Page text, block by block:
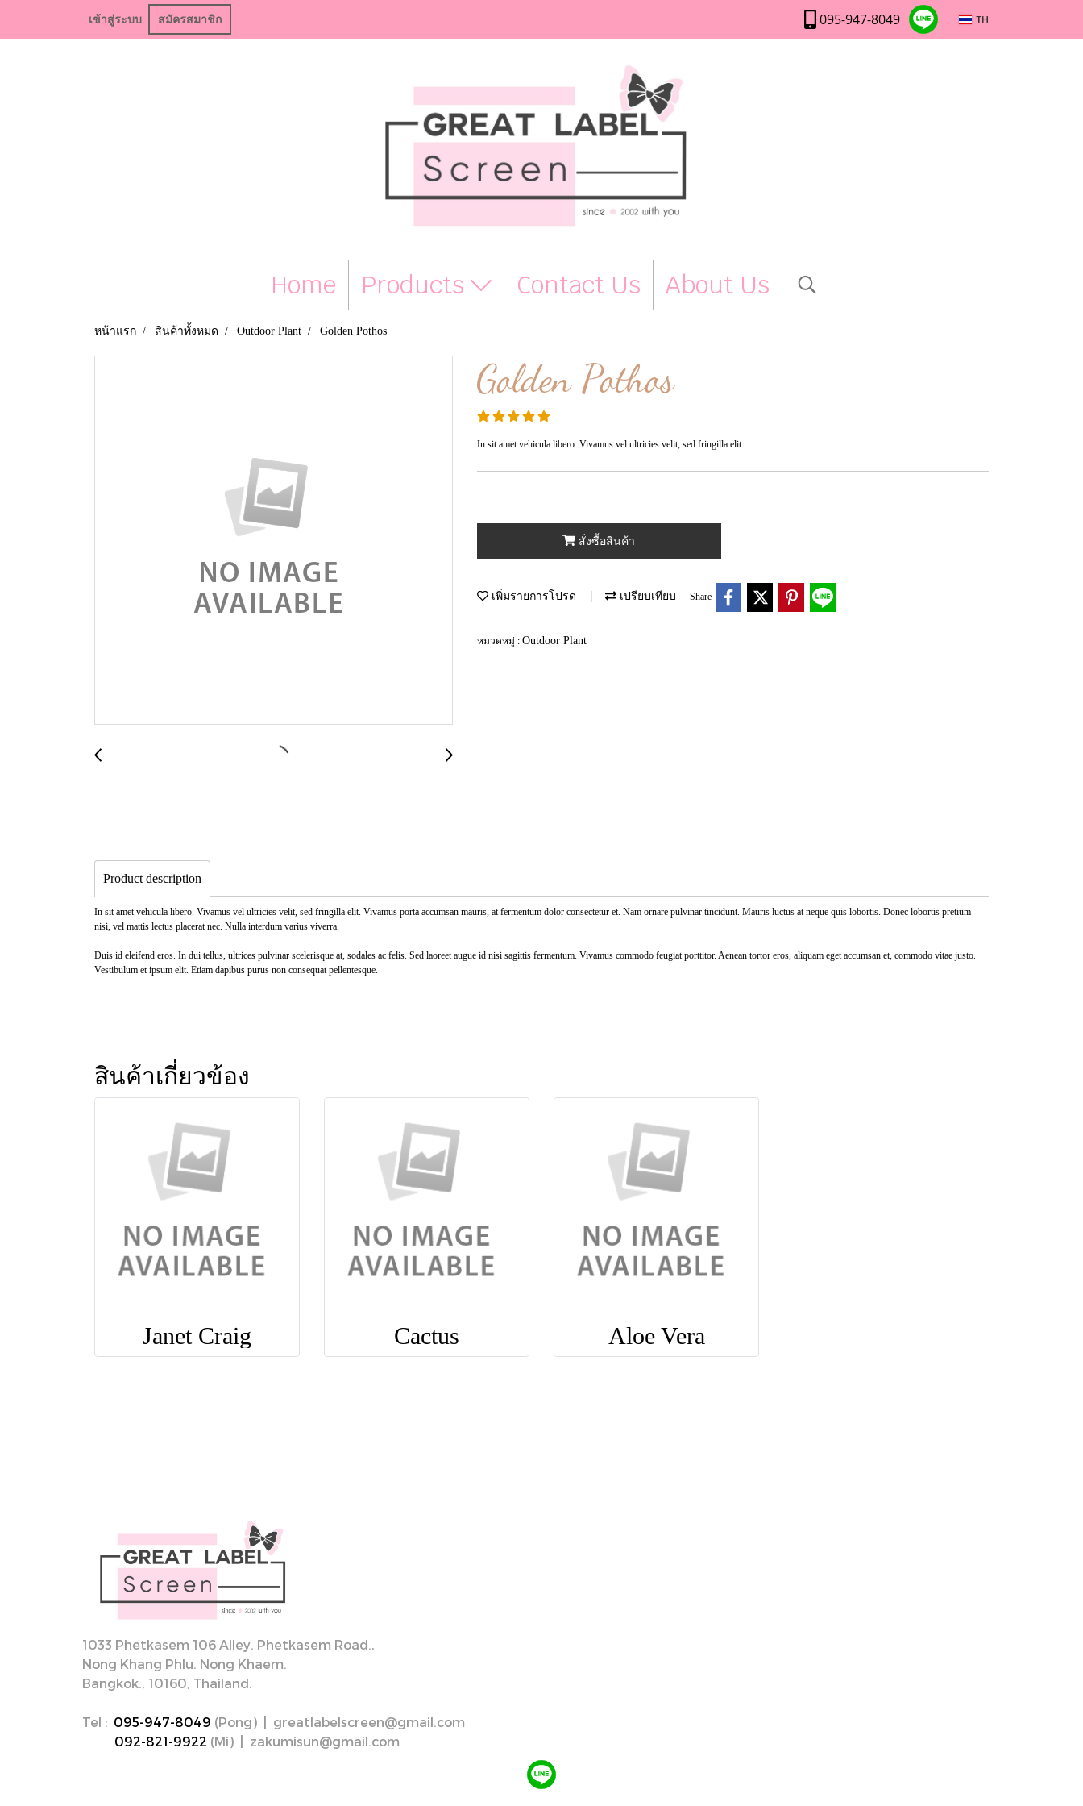
เข้าสู่ระบบ สมัครสมาชิก 095-947-8049 TH
Home Products Contact Us About Us
หน้าแรก สินค้าทั้งหมด Outdoor Plant Golden Pothos
Golden Pothos
In sit amet vehicula libero. Vivamus vel ultricies velit, sed fringilla elit.
สั่งซื้อสินค้า
เพิ่มรายการโปรด เปรียบเทียบ Share
หมวดหมู่ : Outdoor Plant
Product description
In sit amet vehicula libero. Vivamus vel ultricies velit, sed fringilla elit. Vivamus porta accumsan mauris, at fermentum dolor consectetur et. Nam ornare pulvinar tincidunt. Mauris luctus at neque quis lobortis. Donec lobortis pretium
nisi, vel mattis lectus placerat nec. Nulla interdum varius viverra.
Duis id eleifend eros. In dui tellus, ultrices pulvinar scelerisque at, sodales ac felis. Sed laoreet augue id nisi sagittis fermentum. Vivamus commodo feugiat porttitor. Aenean tortor eros, aliquam eget accumsan et, commodo vitae justo.
Vestibulum et ipsum elit. Etiam dapibus purus non consequat pellentesque.
สินค้าเกี่ยวข้อง
Janet Craig Cactus Aloe Vera
1033 Phetkasem 106 Alley. Phetkasem Road.,
Nong Khang Phlu. Nong Khaem.
Bangkok., 10160, Thailand.
Tel : 095-947-8049 (Pong) | greatlabelscreen@gmail.com
092-821-9922 (Mi) | zakumisun@gmail.com